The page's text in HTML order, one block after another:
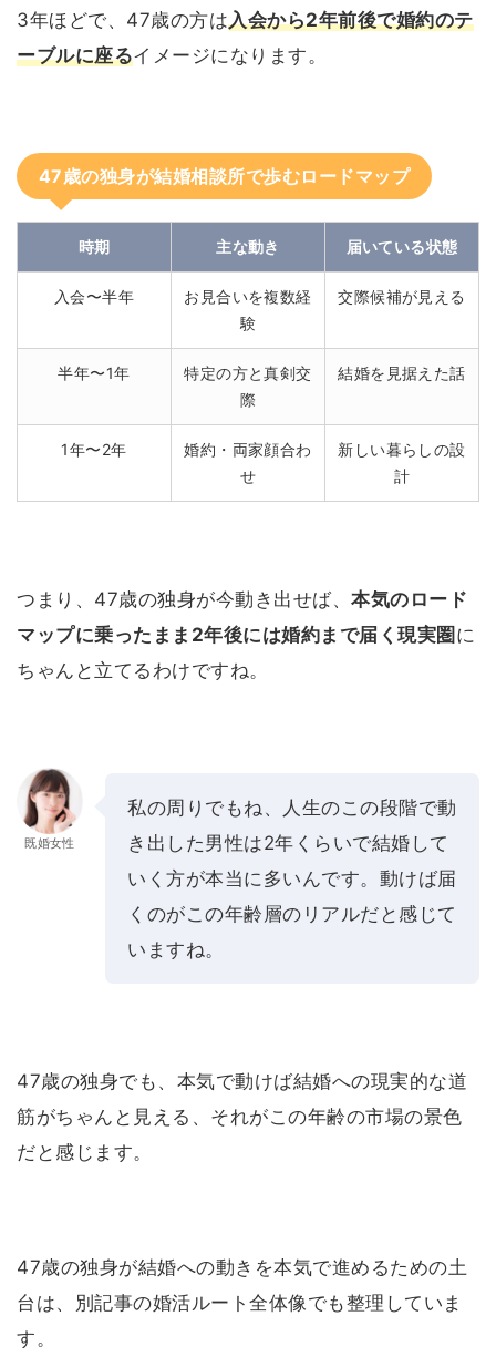
3年ほどで、47歳の方は入会から2年前後で婚約のテ
ーブルに座るイメージになります。
47歳の独身が結婚相談所で歩むロードマップ
時期 主な動き 届いている状態
入会〜半年
お見合いを複数経
験
交際候補が見える
半年〜1年
特定の方と真剣交
際
結婚を見据えた話
1年〜2年
婚約・両家顔合わ
せ
新しい暮らしの設
計
つまり、47歳の独身が今動き出せば、本気のロード
マップに乗ったまま2年後には婚約まで届く現実圏 に
ちゃんと立てるわけですね。
既婚女性
私の周りでもね、人生のこの段階で動
き出した男性は2年くらいで結婚して
いく方が本当に多いんです。動けば届
くのがこの年齢層のリアルだと感じて
いますね。
47歳の独身でも、本気で動けば結婚への現実的な道
筋がちゃんと見える、それがこの年齢の市場の景色
だと感じます。
47歳の独身が結婚への動きを本気で進めるための土
台は、別記事の婚活ルート全体像でも整理していま
す。